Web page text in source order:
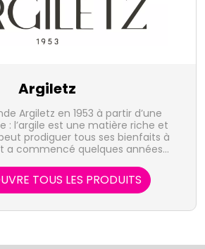
Argiletz
Argiletz en 1953 à partir d’une
: l’argile est une matière riche et
prodiguer tous ses bienfaits à
a commencé quelques années
et salvateurs de sa Mère. Dans
elle soigne les résistants grâce
qu’elle peut facilement cacher
effet l'argile verte, remède connu
TOUS LES PRODUITS